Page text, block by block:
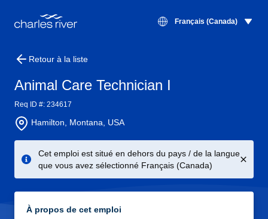
Français (Canada)
Retour à la liste
Animal Care Technician I
Req ID #: 234617
Hamilton, Montana, USA
Cet emploi est situé en dehors du pays / de la langue
que vous avez sélectionné Français (Canada)
À propos de cet emploi